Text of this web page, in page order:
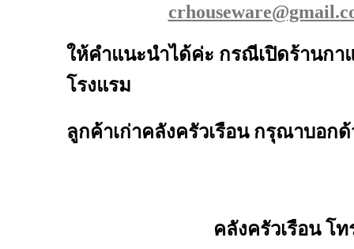
ให้คำแนะนำได้ค่ะ กรณีเปิดร้านกา
โรงแรม
ลูกค้าเก่าคลังครัวเรือน กรุณาบอก
คลังครัวเรือน โท